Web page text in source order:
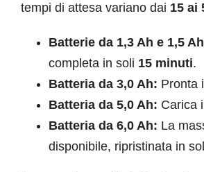
tempi di attesa variano dai 15 ai
Batterie da 1,3 Ah e 1,5
completa in soli 15 minuti.
Batteria da 3,0 Ah: Pronta
Batteria da 5,0 Ah: Carica
Batteria da 6,0 Ah: La
disponibile, ripristinata in